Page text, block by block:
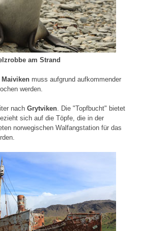
am Strand
Maiviken muss aufgrund aufkommender
werden.
nach Grytviken . Die "Topfbucht" bietet
sich auf die Töpfe, die in der
norwegischen Walfangstation für das